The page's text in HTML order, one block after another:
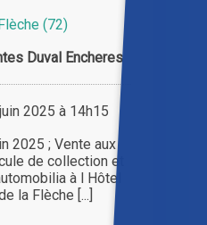
(72)
Duval Encheres
2025 à 14h15
2025 ; Vente aux
de collection et
à l Hôtel
la Flèche [...]